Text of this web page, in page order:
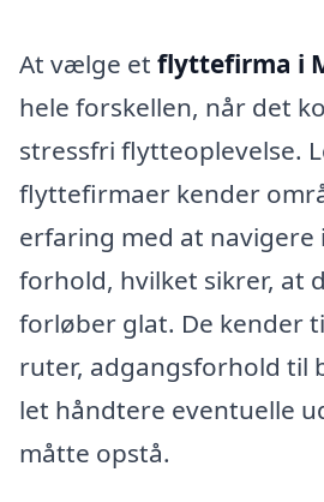
At vælge et flyttefirma i
hele forskellen, når det
stressfri flytteoplevelse.
flyttefirmaer kender
erfaring med at navigere
forhold, hvilket sikrer, at
forløber glat. De kender
ruter, adgangsforhold til
let håndtere eventuelle
måtte opstå.